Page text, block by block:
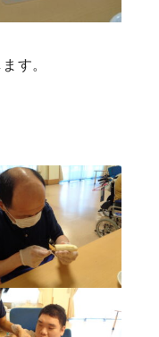
す。